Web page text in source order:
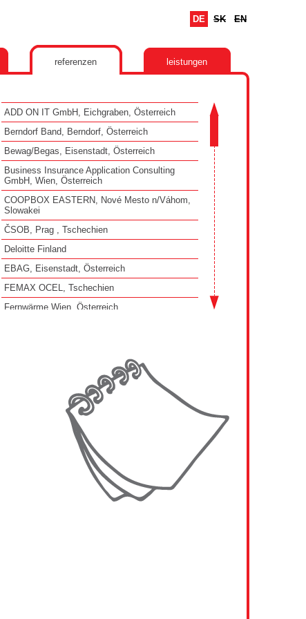
DE SK EN
referenzen leistungen
ADD ON IT GmbH, Eichgraben, Österreich
Berndorf Band, Berndorf, Österreich
Bewag/Begas, Eisenstadt, Österreich
Business Insurance Application Consulting
GmbH, Wien, Österreich
COOPBOX EASTERN, Nové Mesto n/Váhom,
Slowakei
ČSOB, Prag , Tschechien
Deloitte Finland
EBAG, Eisenstadt, Österreich
FEMAX OCEL, Tschechien
Fernwärme Wien, Österreich
Hanns GLASS GmbH, Grafing, Deutschland
HELLA SLOVAKIA GmbH
Hofer, Sattledt, Österreich
Infineon Technologies and Qimonda, Neubiberg,
Innenministerium SR (Ministerstvo vnútra SR)
Interkommunale Informationsverarbeitung
Reutlingen-Ulm (IIRU), Deutschland
KELAG, Klagenfurt, Österreich